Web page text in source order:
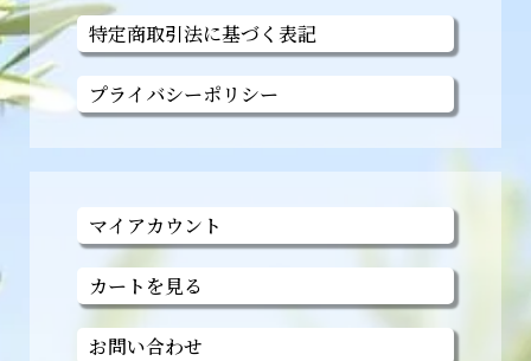
特定商取引法に基づく表記
プライバシーポリシー
マイアカウント
カートを見る
お問い合わせ